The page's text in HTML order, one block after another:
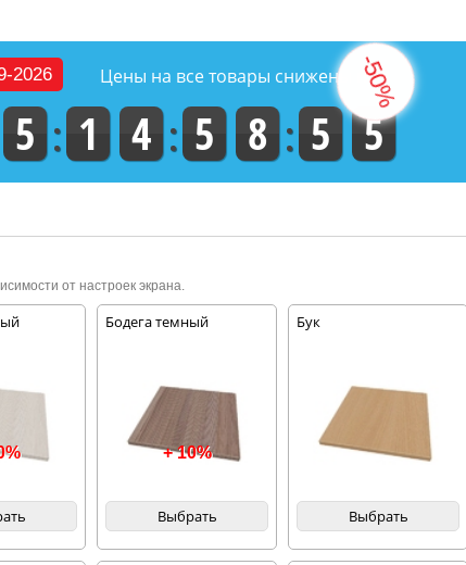
2026 Цены на все товары снижены на
5 1 4 5 8 5 4
от настроек экрана.
Бодега темный
+ 10%
Выбрать
Бук
Выбрать